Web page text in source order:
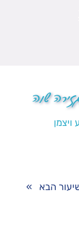
שוה
ויצמן
הבא »